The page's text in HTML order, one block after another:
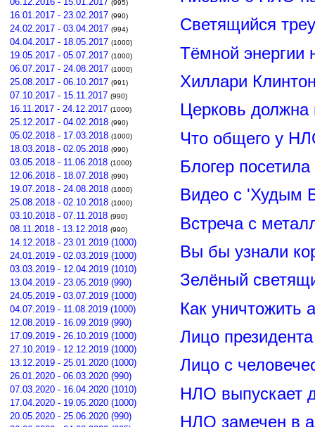
(995)
16.01.2017 - 23.02.2017 (990)
24.02.2017 - 03.04.2017 (994)
04.04.2017 - 18.05.2017 (1000)
19.05.2017 - 05.07.2017 (1000)
06.07.2017 - 24.08.2017 (1000)
25.08.2017 - 06.10.2017 (991)
07.10.2017 - 15.11.2017 (990)
16.11.2017 - 24.12.2017 (1000)
25.12.2017 - 04.02.2018 (990)
05.02.2018 - 17.03.2018 (1000)
18.03.2018 - 02.05.2018 (990)
03.05.2018 - 11.06.2018 (1000)
12.06.2018 - 18.07.2018 (990)
19.07.2018 - 24.08.2018 (1000)
25.08.2018 - 02.10.2018 (1000)
03.10.2018 - 07.11.2018 (990)
08.11.2018 - 13.12.2018 (990)
14.12.2018 - 23.01.2019 (1000)
24.01.2019 - 02.03.2019 (1000)
03.03.2019 - 12.04.2019 (1010)
13.04.2019 - 23.05.2019 (990)
24.05.2019 - 03.07.2019 (1000)
04.07.2019 - 11.08.2019 (1000)
12.08.2019 - 16.09.2019 (990)
17.09.2019 - 26.10.2019 (1000)
27.10.2019 - 12.12.2019 (1000)
13.12.2019 - 25.01.2020 (1000)
26.01.2020 - 06.03.2020 (990)
07.03.2020 - 16.04.2020 (1010)
17.04.2020 - 19.05.2020 (1000)
20.05.2020 - 25.06.2020 (990)
Светящийся
Тёмной энергии
Хиллари
Церковь должна
Что общего у
Блогер
Видео с 'Худым
Встреча с
Вы бы узнали
Зелёный
Как уничтожить
Лицо
Лицо с
НЛО выпускает
НЛО замечен в